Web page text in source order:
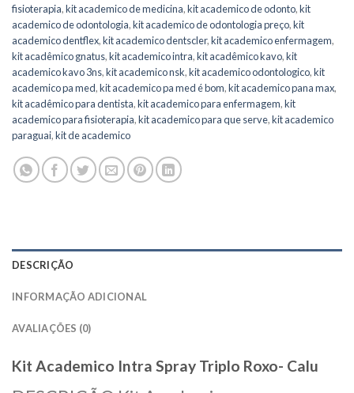
fisioterapia,kit academico de medicina,kit academico de odonto,kit
academico de odontologia,kit academico de odontologia preço,kit
academico dentflex,kit academico dentscler,kit academico enfermagem,
kit acadêmico gnatus,kit academico intra,kit acadêmico kavo,kit
academico kavo 3ns,kit academico nsk,kit academico odontologico,kit
academico pa med,kit academico pa med é bom,kit academico pana max,
kit acadêmico para dentista,kit academico para enfermagem,kit
academico para fisioterapia,kit academico para que serve,kit academico
paraguai,kit de academico
DESCRIÇÃO
INFORMAÇÃO ADICIONAL
AVALIAÇÕES (0)
Kit Academico Intra Spray Triplo Roxo- Calu